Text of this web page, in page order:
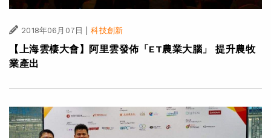
2018年06月07日 | 科技創新
【上海雲棲大會】阿里雲發佈「ET農業大腦」 提升農牧
業產出